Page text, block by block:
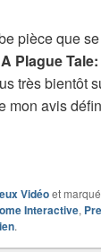
pièce que
A Plague
très bientôt
mon avis
Vidéoet
Interactive,
.